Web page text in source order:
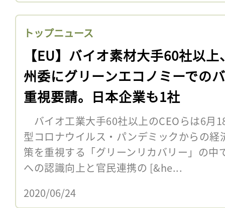
トップニュース
【EU】バイオ素材大手60社以上
州委にグリーンエコノミーでの
重視要請。日本企業も1社
バイオ工業大手60社以上のCEOらは6月
型コロナウイルス・パンデミックからの
策を重視する「グリーンリカバリー」の中
への認識向上と官民連携の [&he...
2020/06/24